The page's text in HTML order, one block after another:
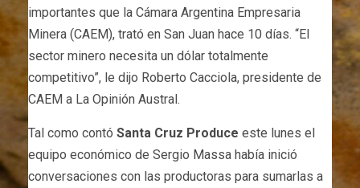
importantes que la Cámara Argentina Empresaria
Minera (CAEM), trató en San Juan hace 10 días. “El
sector minero necesita un dólar totalmente
competitivo”, le dijo Roberto Cacciola, presidente de
CAEM a La Opinión Austral.
Tal como contó Santa Cruz Produce este lunes el
equipo económico de Sergio Massa había inició
conversaciones con las productoras para sumarlas a